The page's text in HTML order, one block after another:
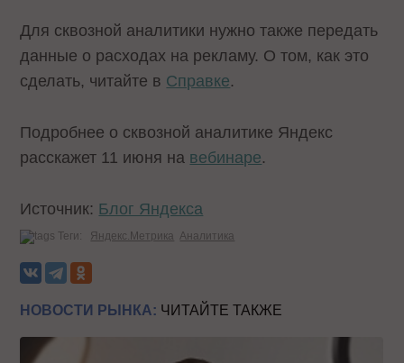
Для сквозной аналитики нужно также передать
данные о расходах на рекламу. О том, как это
сделать, читайте в Справке.
Подробнее о сквозной аналитике Яндекс
расскажет 11 июня на вебинаре.
Источник: Блог Яндекса
Теги: Яндекс.Метрика Аналитика
НОВОСТИ РЫНКА: ЧИТАЙТЕ ТАКЖЕ